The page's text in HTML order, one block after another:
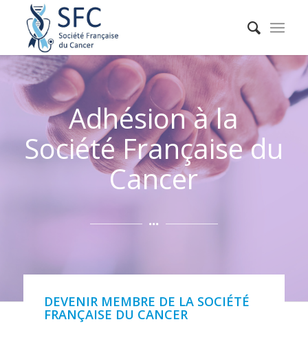
Adhésion à la
Société Française du
Cancer
DEVENIR MEMBRE DE LA SOCIÉTÉ
FRANÇAISE DU CANCER